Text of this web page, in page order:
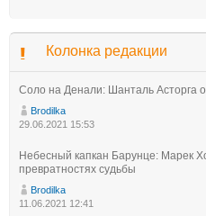
Колонка редакции
Соло на Денали: Шанталь Асторга
Brodilka
29.06.2021 15:53
Небесный капкан Барунце: Марек
превратностях судьбы
Brodilka
11.06.2021 12:41